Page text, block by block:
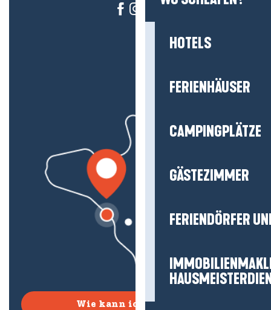
HOTELS
FERIENHÄUSER
CAMPINGPLÄTZE
GÄSTEZIMMER
FERIENDÖRFER
Wie kann ich kommen?